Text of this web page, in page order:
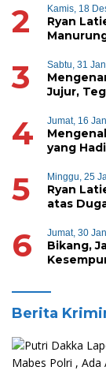
2 Kamis, 18
Ryan
3 Sabtu, 31
Jujur,
4 Jumat, 16
yang
5 Minggu, 25
Ryan
atas
6 Jumat, 30
Bikang,
Berita